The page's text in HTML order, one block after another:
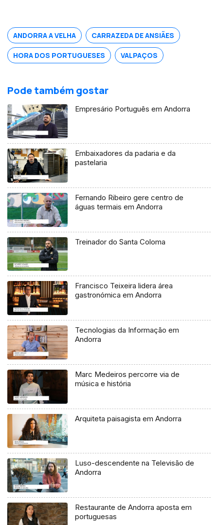
ANDORRA A VELHA CARRAZEDA DE ANSIÃES
HORA DOS PORTUGUESES VALPAÇOS
Pode também gostar
Empresário Português em Andorra
Embaixadores da padaria e da
pastelaria
Fernando Ribeiro gere centro de
águas termais em Andorra
Treinador do Santa Coloma
Francisco Teixeira lidera área
gastronómica em Andorra
Tecnologias da Informação em
Andorra
Marc Medeiros percorre via de
música e história
Arquiteta paisagista em Andorra
Luso-descendente na Televisão de
Andorra
Restaurante de Andorra aposta em
portuguesas